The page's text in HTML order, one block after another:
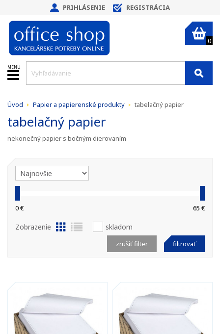
PRIHLÁSENIE REGISTRÁCIA
0
MENU
Úvod Papier a papierenské produkty tabelačný papier
tabelačný papier
nekonečný papier s bočným dierovaním
0 € 65 €
Zobrazenie skladom
filtrovať
zrušiť filter